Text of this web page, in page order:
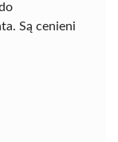
Są cenieni